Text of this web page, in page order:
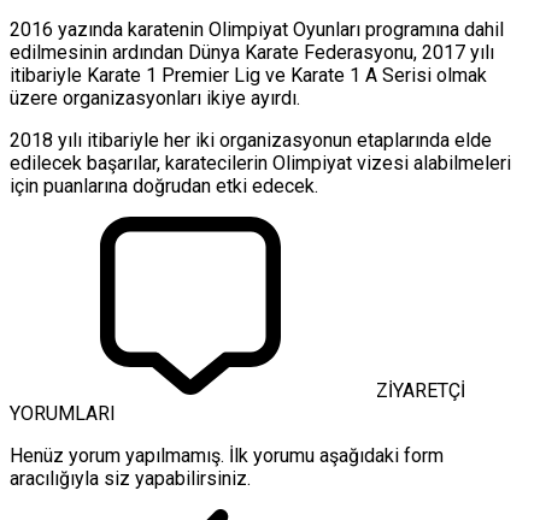
2016 yazında karatenin Olimpiyat Oyunları programına dahil
edilmesinin ardından Dünya Karate Federasyonu, 2017 yılı
itibariyle Karate 1 Premier Lig ve Karate 1 A Serisi olmak
üzere organizasyonları ikiye ayırdı.
2018 yılı itibariyle her iki organizasyonun etaplarında elde
edilecek başarılar, karatecilerin Olimpiyat vizesi alabilmeleri
için puanlarına doğrudan etki edecek.
ZİYARETÇİ
YORUMLARI
Henüz yorum yapılmamış. İlk yorumu aşağıdaki form
aracılığıyla siz yapabilirsiniz.